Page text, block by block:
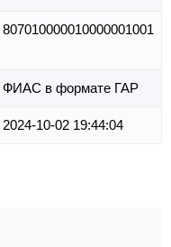
807010000010000001001
ФИАС в формате ГАР
2024-10-02 19:44:04